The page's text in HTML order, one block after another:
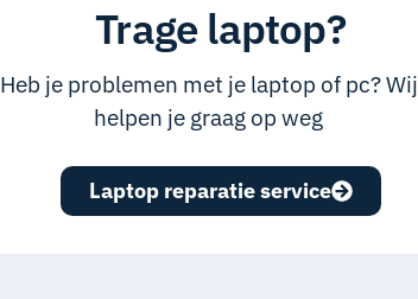
Trage laptop?
Heb je problemen met je laptop of pc? Wij
helpen je graag op weg
Laptop reparatie service